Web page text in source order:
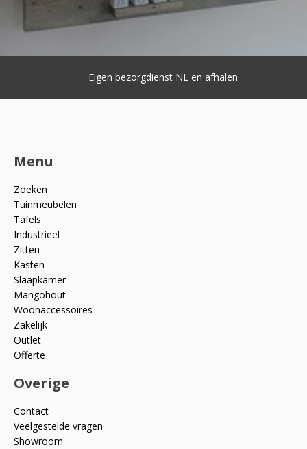
Eigen bezorgdienst NL en afhalen
Menu
Zoeken
Tuinmeubelen
Tafels
Industrieel
Zitten
Kasten
Slaapkamer
Mangohout
Woonaccessoires
Zakelijk
Outlet
Offerte
Overige
Contact
Veelgestelde vragen
Showroom